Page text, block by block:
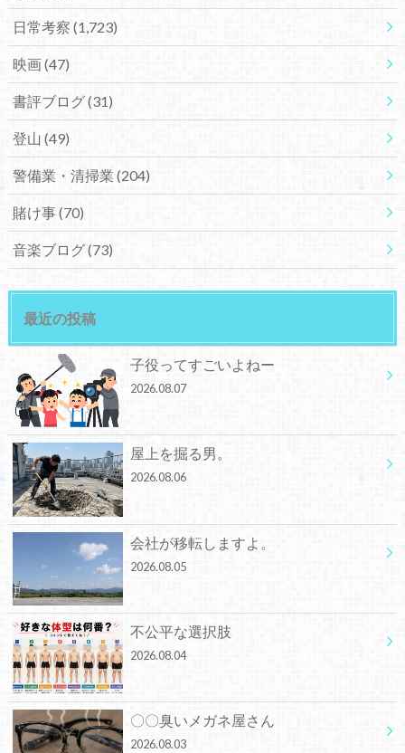
日常考察 (1,723)
映画(47)
書評ブログ(31)
登山 (49)
警備業・清掃業 (204)
賭け事(70)
音楽ブログ(73)
最近の投稿
子役ってすごいよねー
2026.08.07
屋上を掘る男。
2026.08.06
会社が移転しますよ。
2026.08.05
不公平な選択肢
2026.08.04
〇〇臭いメガネ屋さん
2026.08.03